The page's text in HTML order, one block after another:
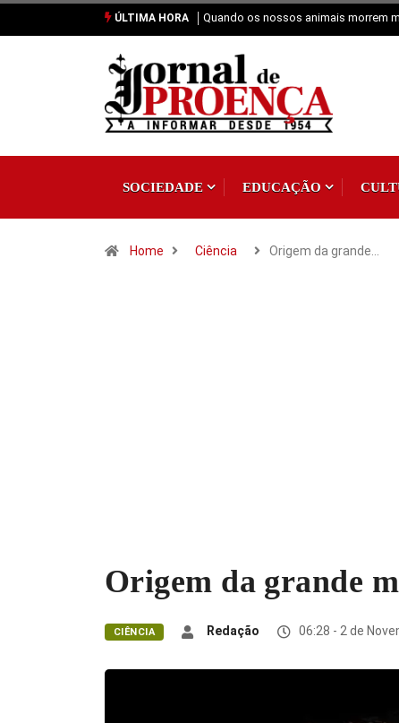
ÚLTIMA HORA Quando os nossos animais morrem
SOCIEDADE EDUCAÇÃO
Home Ciência Origem da grande…
Origem da grande
CIÊNCIA Redação 06:28 - 2 de